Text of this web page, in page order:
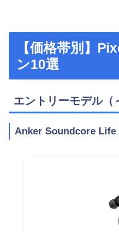
【価格帯別】
ン10選
エントリーモデル（
Anker Soundcore Life